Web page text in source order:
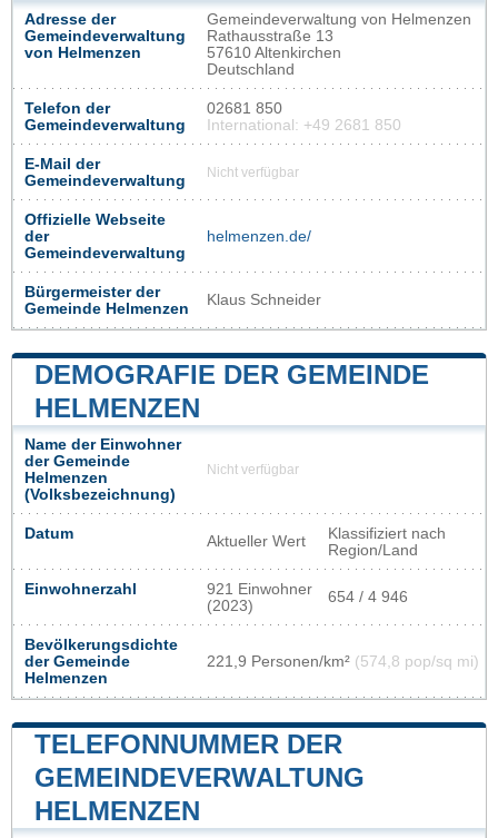
Adresse der
Gemeindeverwaltung
von Helmenzen
Gemeindeverwaltung von Helmenzen
Rathausstraße 13
57610 Altenkirchen
Deutschland
Telefon der
Gemeindeverwaltung
02681 850
International: +49 2681 850
E-Mail der
Gemeindeverwaltung
Nicht verfügbar
Offizielle Webseite
der
Gemeindeverwaltung
helmenzen.de/
Bürgermeister der
Gemeinde Helmenzen
Klaus Schneider
DEMOGRAFIE DER GEMEINDE
HELMENZEN
Name der Einwohner
der Gemeinde
Helmenzen
(Volksbezeichnung)
Nicht verfügbar
Datum Aktueller Wert
Klassifiziert nach
Region/Land
Einwohnerzahl
921 Einwohner
(2023)
654 / 4 946
Bevölkerungsdichte
der Gemeinde
Helmenzen
221,9 Personen/km² (574,8 pop/sq mi)
TELEFONNUMMER DER
GEMEINDEVERWALTUNG
HELMENZEN